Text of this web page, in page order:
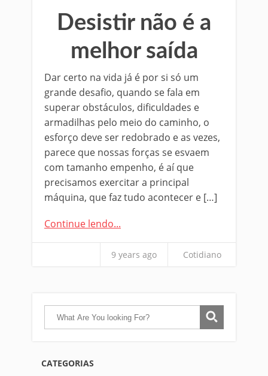
Desistir não é a
melhor saída
Dar certo na vida já é por si só um
grande desafio, quando se fala em
superar obstáculos, dificuldades e
armadilhas pelo meio do caminho, o
esforço deve ser redobrado e as vezes,
parece que nossas forças se esvaem
com tamanho empenho, é aí que
precisamos exercitar a principal
máquina, que faz tudo acontecer e […]
Continue lendo...
9 years ago Cotidiano
CATEGORIAS